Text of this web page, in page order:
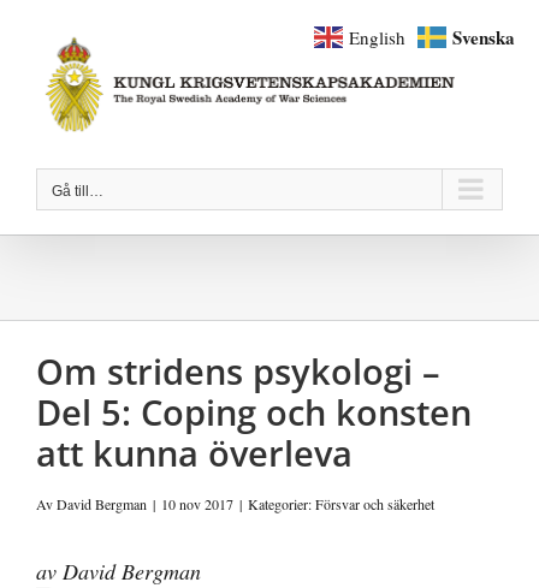
innehållet
Gå till…
Om stridens psykologi –
Del 5: Coping och konsten
att kunna överleva
AvDavid Bergman | 10 nov 2017 | Kategorier:Försvar och säkerhet
av David Bergman
English Svenska